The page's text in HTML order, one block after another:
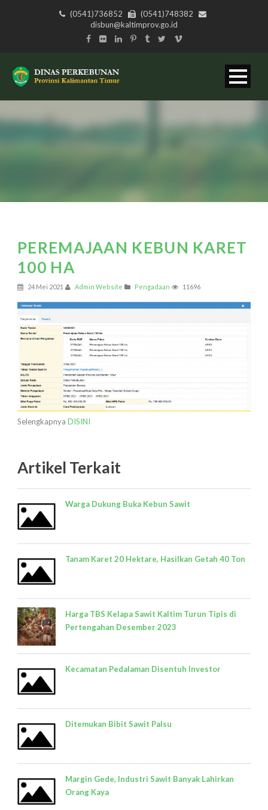
(0541)736852
(0541)748382
disbun@kaltimprov.go.id
PEREMAJAAN KEBUN KARET
100 HA
24 Mei 2021 Admin Website Pengadaan 11696
Selengkapnya DISINI
Artikel Terkait
Warga Dukung Buka Kebun Sawit
Tanam Karet 20 Hektare, Hasilkan Getah 40 Ton
Harga TBS Kelapa Sawit Kaltim Turun Tipis di
Pertengahan Desember 2023
Kecamatan Pedalaman Disentuh Investor
Ditemukan Bibit Sawit Palsu
Margin Gede, Industri Sawit Banyak Lahirkan
Orang Kaya